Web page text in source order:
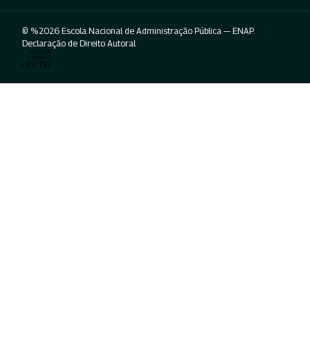
© %2026 Escola Nacional de Administração Pública — ENAP.
Declaração de Direito Autoral